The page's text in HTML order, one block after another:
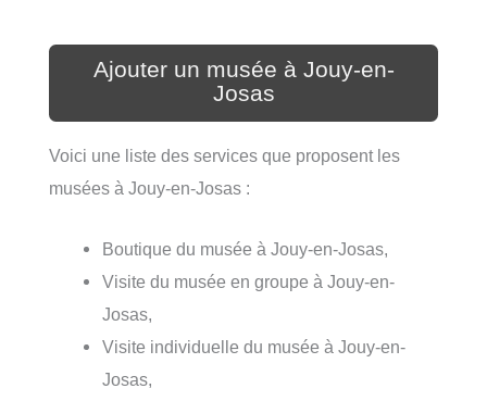
Ajouter un musée à Jouy-en-
Josas
Voici une liste des services que proposent les
musées à Jouy-en-Josas :
Boutique du musée à Jouy-en-Josas,
Visite du musée en groupe à Jouy-en-
Josas,
Visite individuelle du musée à Jouy-en-
Josas,